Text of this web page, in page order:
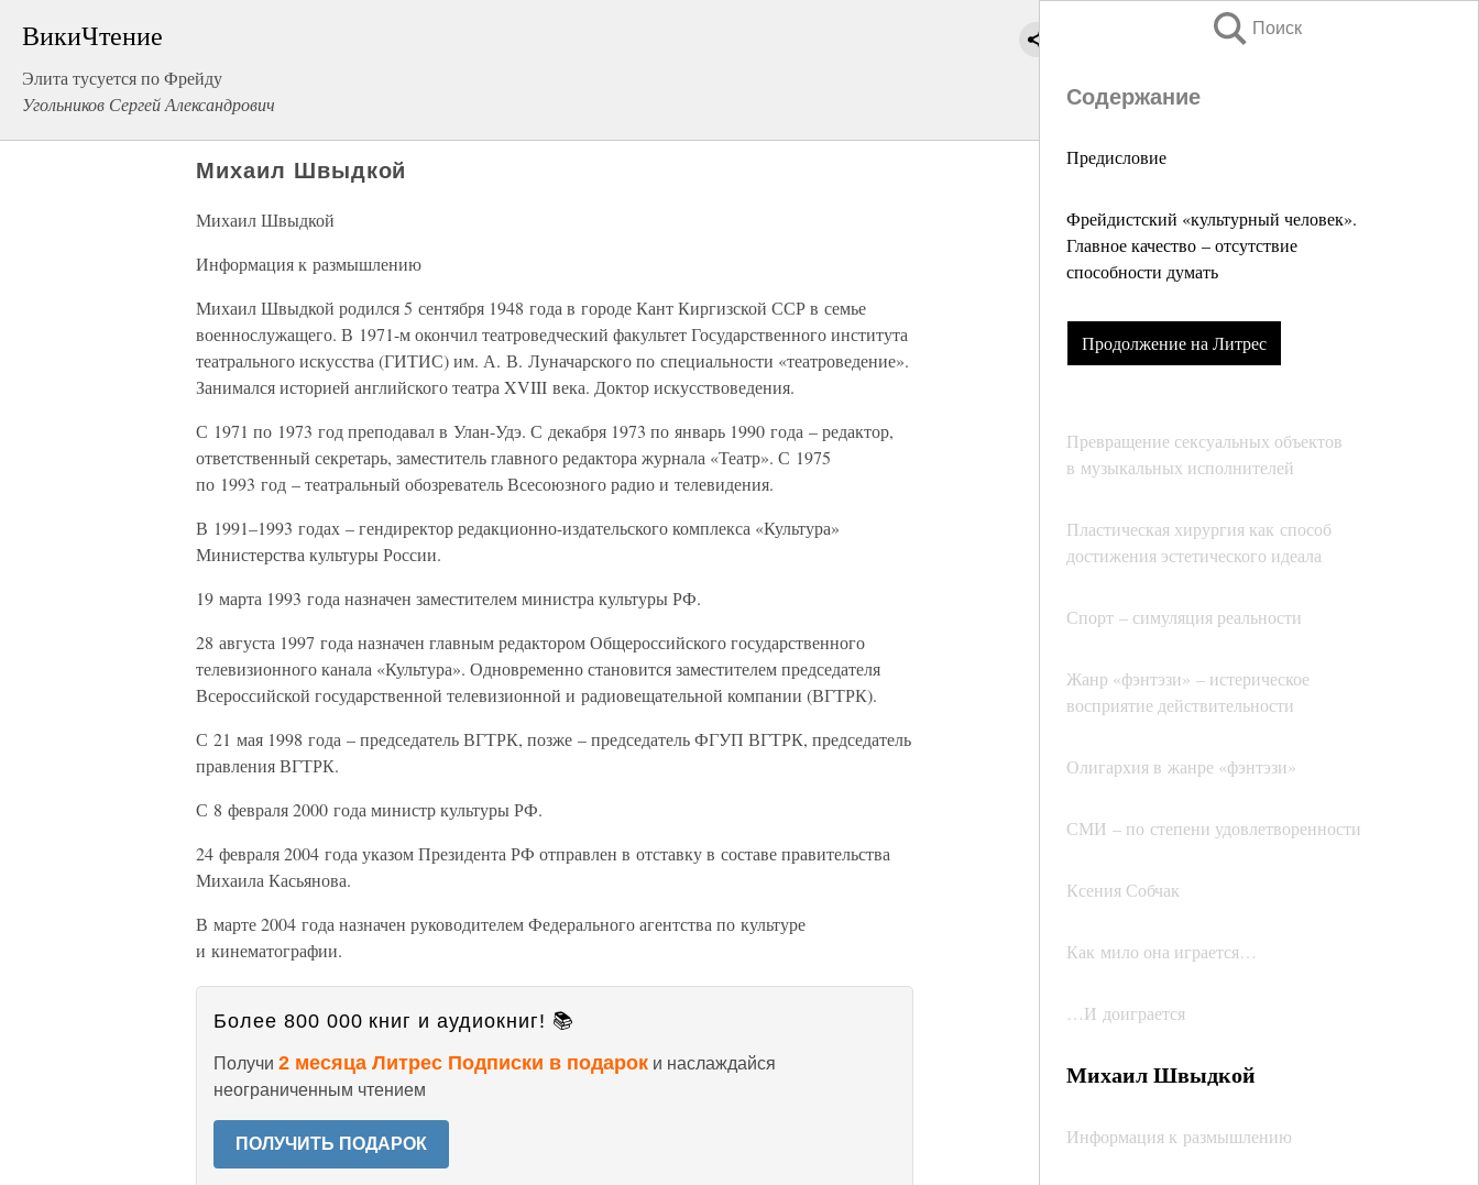
ВикиЧтение
Элита тусуется по Фрейду
Угольников Сергей Александрович
Поиск
Содержание
Предисловие
Фрейдистский «культурный человек».
Главное качество – отсутствие
способности думать
Продолжение на Литрес
Превращение сексуальных объектов
в музыкальных исполнителей
Пластическая хирургия как способ
достижения эстетического идеала
Спорт – симуляция реальности
Жанр «фэнтэзи» – истерическое
восприятие действительности
Олигархия в жанре «фэнтэзи»
СМИ – по степени удовлетворенности
Ксения Собчак
Как мило она играется…
…И доиграется
Михаил Швыдкой
Информация к размышлению
Михаил Швыдкой
Михаил Швыдкой
Информация к размышлению
Михаил Швыдкой родился 5 сентября 1948 года в городе Кант Киргизской ССР в семье
военнослужащего. В 1971-м окончил театроведческий факультет Государственного института
театрального искусства (ГИТИС) им. А. В. Луначарского по специальности «театроведение».
Занимался историей английского театра XVIII века. Доктор искусствоведения.
С 1971 по 1973 год преподавал в Улан-Удэ. С декабря 1973 по январь 1990 года – редактор,
ответственный секретарь, заместитель главного редактора журнала «Театр». С 1975
по 1993 год – театральный обозреватель Всесоюзного радио и телевидения.
В 1991–1993 годах – гендиректор редакционно-издательского комплекса «Культура»
Министерства культуры России.
19 марта 1993 года назначен заместителем министра культуры РФ.
28 августа 1997 года назначен главным редактором Общероссийского государственного
телевизионного канала «Культура». Одновременно становится заместителем председателя
Всероссийской государственной телевизионной и радиовещательной компании (ВГТРК).
С 21 мая 1998 года – председатель ВГТРК, позже – председатель ФГУП ВГТРК, председатель
правления ВГТРК.
С 8 февраля 2000 года министр культуры РФ.
24 февраля 2004 года указом Президента РФ отправлен в отставку в составе правительства
Михаила Касьянова.
В марте 2004 года назначен руководителем Федерального агентства по культуре
и кинематографии.
Более 800 000 книг и аудиокниг! 📚
Получи 2 месяца Литрес Подписки в подарок и наслаждайся
неограниченным чтением
ПОЛУЧИТЬ ПОДАРОК